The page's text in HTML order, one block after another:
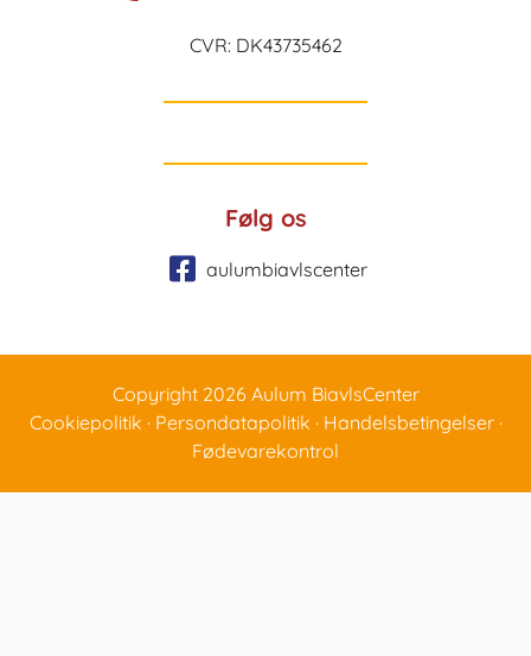
CVR: DK43735462
Følg os
aulumbiavlscenter
Copyright 2026 Aulum BiavlsCenter
Cookiepolitik · Persondatapolitik · Handelsbetingelser·
Fødevarekontrol